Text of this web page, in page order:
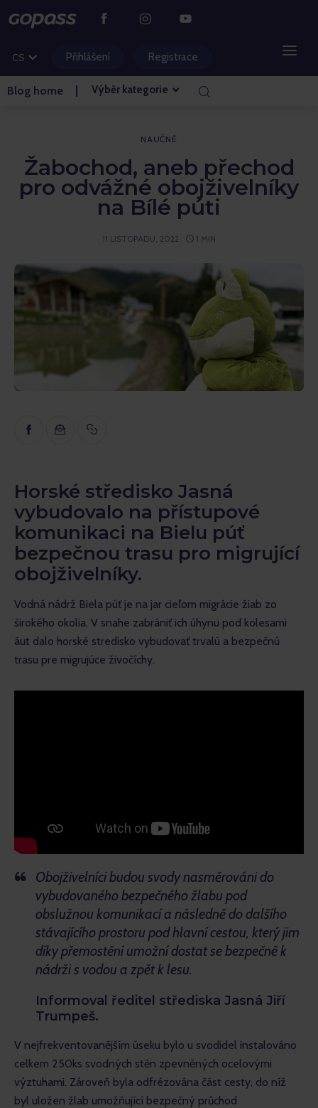
CS
DE
HU
Přihlášení Registrace
Blog home Výběr kategorie
GOLF
ZÁBAVNÍ PARKY
VSTUPENKY A ZÁŽITKY
BLOG HLAVNÍ STRÁNKA
Inspirace
Naučné
Rozhovory
Recenze
NAUČNÉ
Žabochod, aneb přechod
pro odvážné obojživelníky
na Bílé púti
11 LISTOPADU, 2022 1 MIN
Horské středisko Jasná
vybudovalo na přístupové
komunikaci na Bielu púť
bezpečnou trasu pro migrující
obojživelníky.
Vodná nádrž Biela púť je na jar cieľom migrácie žiab zo
širokého okolia. V snahe zabrániť ich úhynu pod kolesami
áut dalo horské stredisko vybudovať trvalú a bezpečnú
trasu pre migrujúce živočíchy.
Obojživelníci budou svody nasměrováni do
vybudovaného bezpečného žlabu pod
obslužnou komunikací a následně do dalšího
stávajícího prostoru pod hlavní cestou, který jim
díky přemostění umožní dostat se bezpečně k
nádrži s vodou a zpět k lesu.
Informoval ředitel střediska Jasná Jiří
Trumpeš.
V nejfrekventovanějším úseku bylo u svodidel instalováno
celkem 250ks svodných stěn zpevněných ocelovými
výztuhami. Zároveň byla odfrézována část cesty, do níž
byl uložen žlab umožňující bezpečný průchod